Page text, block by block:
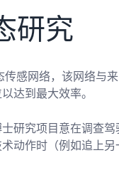
研究
感网络，该网络与
达到最大效率。
研究项目意在调查
动作时（例如追上另